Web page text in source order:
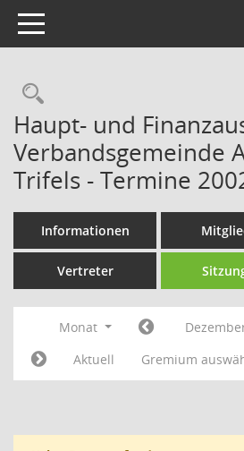
Toggle navigation
Rechercheauswahl
Haupt- und
Verbandsgemeinde
Trifels - Termine
Informationen
Vertreter
Monat
Aktuell
Gremium